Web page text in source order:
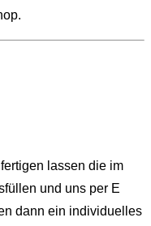
lassen die im
und uns per E
dann ein individuelles